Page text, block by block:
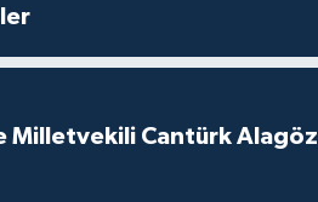
Milletvekili Cantürk Alagöz